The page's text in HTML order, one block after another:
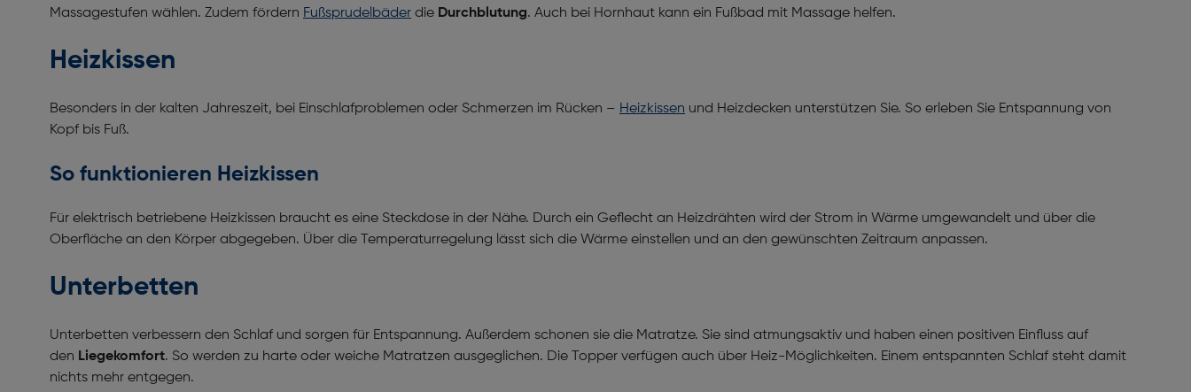
Massagestufen wählen. Zudem fördern Fußsprudelbäder die Durchblutung. Auch bei Hornhaut kann ein Fußbad mit Massage helfen.
Heizkissen
Besonders in der kalten Jahreszeit, bei Einschlafproblemen oder Schmerzen im Rücken – Heizkissen und Heizdecken unterstützen Sie. So erleben Sie Entspannung von
Kopf bis Fuß.
So funktionieren Heizkissen
Für elektrisch betriebene Heizkissen braucht es eine Steckdose in der Nähe. Durch ein Geflecht an Heizdrähten wird der Strom in Wärme umgewandelt und über die
Oberfläche an den Körper abgegeben. Über die Temperaturregelung lässt sich die Wärme einstellen und an den gewünschten Zeitraum anpassen.
Unterbetten
Unterbetten verbessern den Schlaf und sorgen für Entspannung. Außerdem schonen sie die Matratze. Sie sind atmungsaktiv und haben einen positiven Einfluss auf
den Liegekomfort. So werden zu harte oder weiche Matratzen ausgeglichen. Die Topper verfügen auch über Heiz-Möglichkeiten. Einem entspannten Schlaf steht damit
nichts mehr entgegen.